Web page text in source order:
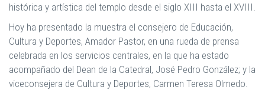
histórica y artística del templo desde el siglo XIII hasta el XVIII.
Hoy ha presentado la muestra el consejero de Educación,
Cultura y Deportes, Amador Pastor, en una rueda de prensa
celebrada en los servicios centrales, en la que ha estado
acompañado del Dean de la Catedral, José Pedro González; y la
viceconsejera de Cultura y Deportes, Carmen Teresa Olmedo.